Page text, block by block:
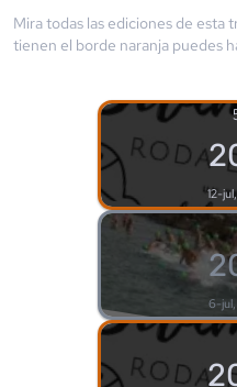
Mira todas las ediciones de esta
tienen el borde naranja puedes
12-
6-